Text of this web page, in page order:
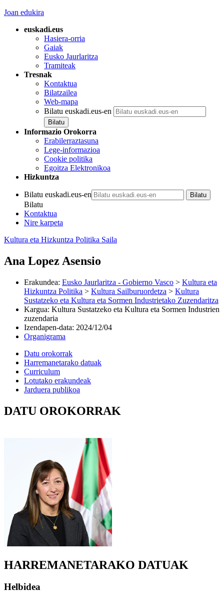
Joan edukira
euskadi.eus
Hasiera-orria
Gaiak
Eusko Jaurlaritza
Tramiteak
Tresnak
Kontaktua
Bilatzailea
Web-mapa
Bilatu euskadi.eus-en
Informazio Orokorra
Erabilerraztasuna
Lege-informazioa
Cookie politika
Egoitza Elektronikoa
Hizkuntza
Bilatu euskadi.eus-en
Bilatu
Kontaktua
Nire karpeta
Kultura eta Hizkuntza Politika Saila
Ana Lopez Asensio
Erakundea: Eusko Jaurlaritza - Gobierno Vasco > Kultura eta
Hizkuntza Politika > Kultura Sailburuordetza > Kultura
Sustatzeko eta Kultura eta Sormen Industrietako Zuzendaritza
Kargua: Kultura Sustatzeko eta Kultura eta Sormen Industrien
zuzendaria
Izendapen-data: 2024/12/04
Organigrama
Datu orokorrak
Harremanetarako datuak
Curriculum
Lotutako erakundeak
Jarduera publikoa
DATU OROKORRAK
HARREMANETARAKO DATUAK
Helbidea